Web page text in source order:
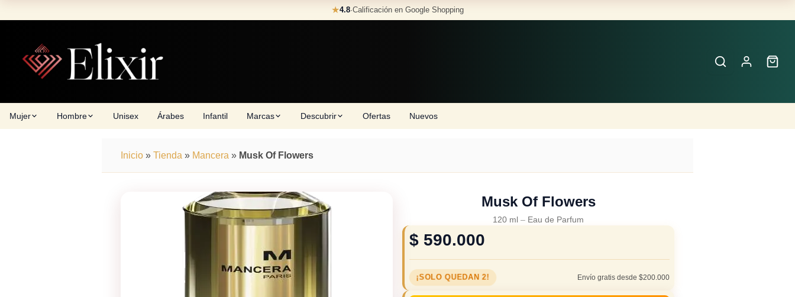
to
★4.8·Calificación en Google Shopping
Mujer Hombre Unisex Árabes Infantil Marcas Descubrir Ofertas Nuevos
Inicio » Tienda » Mancera » Musk Of Flowers
Musk Of Flowers
120 ml – Eau de Parfum
$ 590.000
¡SOLO QUEDAN 2! Envío gratis desde $200.000